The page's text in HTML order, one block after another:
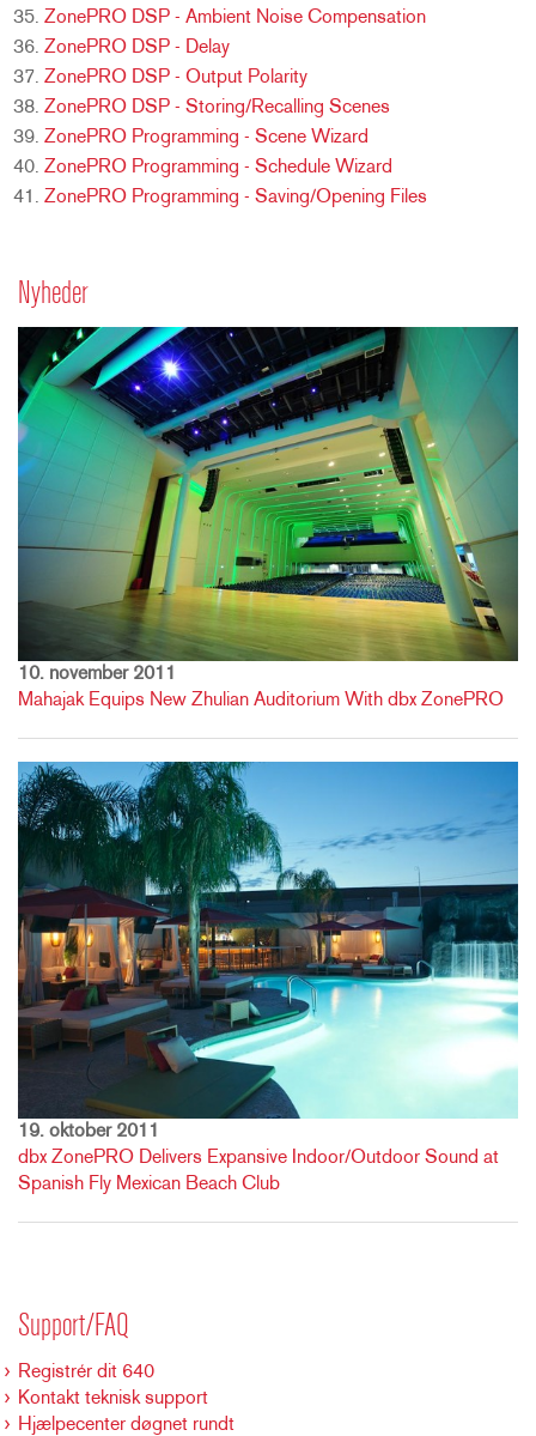
ZonePRO DSP - Ambient Noise Compensation
ZonePRO DSP - Delay
ZonePRO DSP - Output Polarity
ZonePRO DSP - Storing/Recalling Scenes
ZonePRO Programming - Scene Wizard
ZonePRO Programming - Schedule Wizard
ZonePRO Programming - Saving/Opening Files
Nyheder
10. november 2011
Mahajak Equips New Zhulian Auditorium With dbx ZonePRO
19. oktober 2011
dbx ZonePRO Delivers Expansive Indoor/Outdoor Sound at
Spanish Fly Mexican Beach Club
Support/FAQ
Registrér dit 640
Kontakt teknisk support
Hjælpecenter døgnet rundt